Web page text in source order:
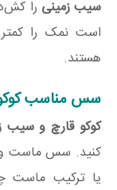
سیب زمینی را
است نمک را
هستند.
سس مناسب
کوکو قارچ و سیب
کنید. سس ماست و
یا ترکیب ماست